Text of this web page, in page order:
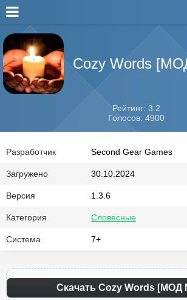
Cozy Words
Рейтинг: 3.2
Голосов: 4900
Разработчик Second Gear Games
Загружено 30.10.2024
Версия 1.3.6
Категория Словесные
Система 7+
Скачать Cozy Words [МОД